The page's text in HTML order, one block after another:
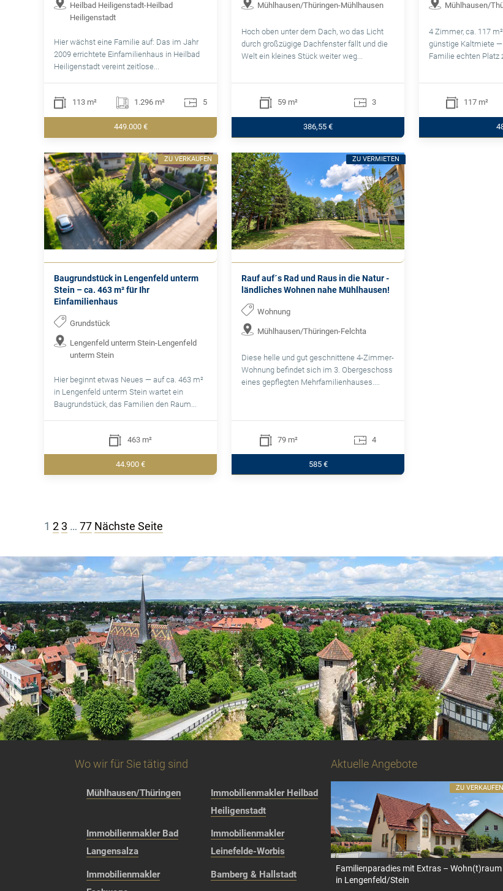
Heilbad Heiligenstadt-Heilbad
Heiligenstadt
Hier wächst eine Familie auf: Das im Jahr
2009 errichtete Einfamilienhaus in Heilbad
Heiligenstadt vereint zeitlose...
113 m² 1.296 m² 5
449.000 €
Mühlhausen/Thüringen-Mühlhausen
Hoch oben unter dem Dach, wo das Licht
durch großzügige Dachfenster fällt und die
Welt ein kleines Stück weiter weg...
59 m² 3
386,55 €
Mühlhausen/
4 Zimmer, ca. 117
günstige Kaltmiete
Familie echten Platz
117 m²
Baugrundstück in Lengenfeld unterm
Stein – ca. 463 m² für Ihr
Einfamilienhaus
Grundstück
Lengenfeld unterm Stein-Lengenfeld
unterm Stein
Hier beginnt etwas Neues — auf ca. 463 m²
in Lengenfeld unterm Stein wartet ein
Baugrundstück, das Familien den Raum...
463 m²
44.900 €
ZU VERKAUFEN
Rauf auf´s Rad und Raus in die Natur -
ländliches Wohnen nahe Mühlhausen!
Wohnung
Mühlhausen/Thüringen-Felchta
Diese helle und gut geschnittene 4-Zimmer-
Wohnung befindet sich im 3. Obergeschoss
eines gepflegten Mehrfamilienhauses....
79 m² 4
585 €
ZU VERMIETEN
Seitennummerierung
Beiträge
1 2 3 … 77 Nächste Seite
Wo wir für Sie tätig sind
Mühlhausen/Thüringen
Immobilienmakler Heilbad
Heiligenstadt
Immobilienmakler Bad
Langensalza
Immobilienmakler
Leinefelde-Worbis
Immobilienmakler
Bamberg & Hallstadt
Aktuelle Angebote
Familienparadies mit Extras – Wohn(t)raum
in Lengenfeld/Stein
ZU VERKAUFEN